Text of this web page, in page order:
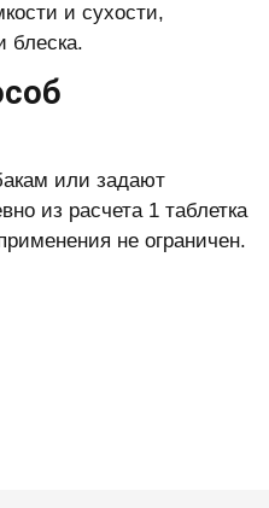
и сухости,
блеска.
или задают
из расчета 1 таблетка
не ограничен.